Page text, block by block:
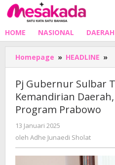
Lewati
ke
HOME NASIONAL DAERAH
Homepage » HEADLINE »
Pj Gubernur Sulbar
Kemandirian
Program Prabowo
13 Januari 2025
Adhe
oleh Adhe Junaedi Sholat